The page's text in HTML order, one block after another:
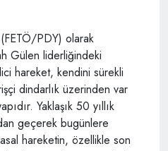
PDY) olarak
Gülen liderliğindeki
hareket, kendini sürekli
dindarlık üzerinden var
Yaklaşık 50 yıllık
geçerek bugünlere
hareketin, özellikle son